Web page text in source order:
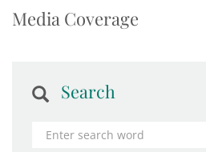
Media Coverage
Search